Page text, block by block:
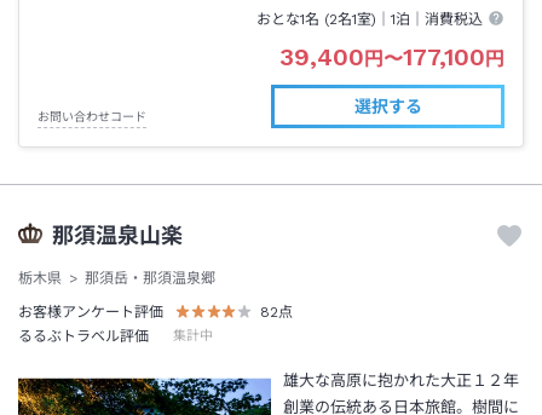
おとな1名 (2名1室)｜1泊 ｜消費税込
39,400円〜177,100円
お問い合わせコード
選択する
那須温泉山楽
栃木県
那須岳・那須温泉郷
お客様アンケート評価
82点
るるぶトラベル評価
集計中
雄大な高原に抱かれた大正１２年
創業の伝統ある日本旅館。樹間に